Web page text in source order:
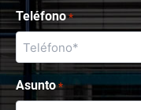
Teléfono *
Asunto *